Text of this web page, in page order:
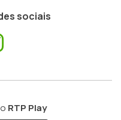
sociais
RTP Play